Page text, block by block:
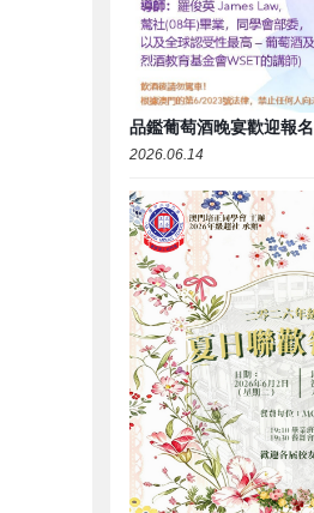
品鑑葡萄酒晚宴歡迎報名
2026.06.14